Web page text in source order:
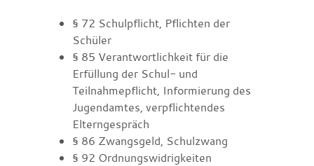
§ 72 Schulpflicht, Pflichten der
Schüler
§ 85 Verantwortlichkeit für die
Erfüllung der Schul- und
Teilnahmepflicht, Informierung des
Jugendamtes, verpflichtendes
Elterngespräch
§ 86 Zwangsgeld, Schulzwang
§ 92 Ordnungswidrigkeiten